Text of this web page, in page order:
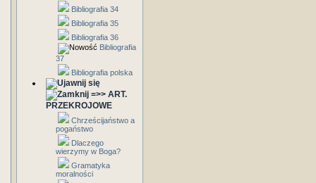
Bibliografia 34
Bibliografia 35
Bibliografia 36
Bibliografia
37
Bibliografia polska
=>> ART.
PRZEKROJOWE
Chrześcijaństwo a
pogaństwo
Dlaczego
wierzymy w Boga?
Gramatyka
moralności